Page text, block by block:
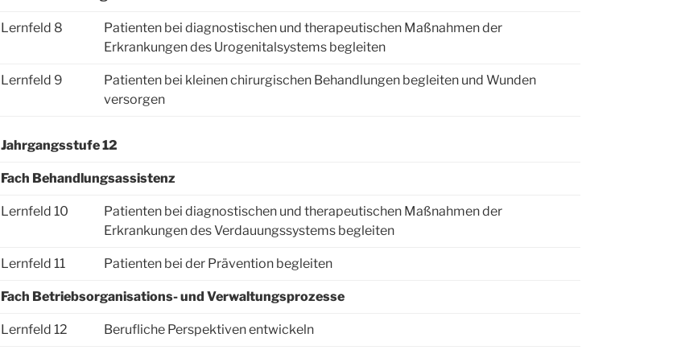
Lernfeld 8
Patienten bei diagnostischen und therapeutischen Maßnahmen der
Erkrankungen des Urogenitalsystems begleiten
Lernfeld 9
Patienten bei kleinen chirurgischen Behandlungen begleiten und Wunden
versorgen
Jahrgangsstufe 12
Fach Behandlungsassistenz
Lernfeld 10
Patienten bei diagnostischen und therapeutischen Maßnahmen der
Erkrankungen des Verdauungssystems begleiten
Lernfeld 11 Patienten bei der Prävention begleiten
Fach Betriebsorganisations- und Verwaltungsprozesse
Lernfeld 12 Berufliche Perspektiven entwickeln